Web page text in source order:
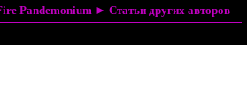
Pandemonium ►Статьи других авторов